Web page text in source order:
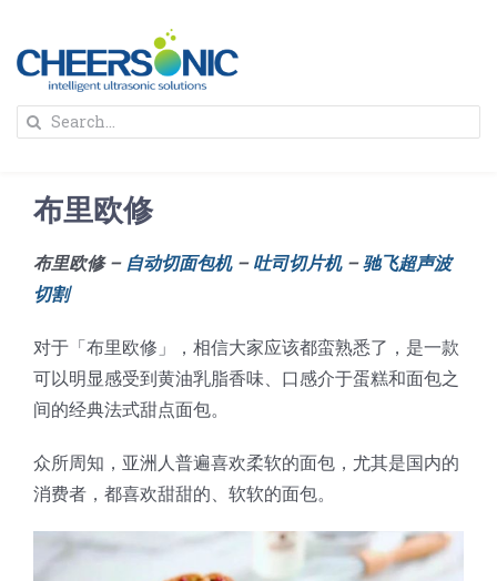
content
解决方案
蛋糕切割机
圆蛋糕切割机
奶酪切片
三明治/披萨/寿司切割
超声波设备
公司新闻
关于我们
Search
布里欧修
布里欧修 – 自动切面包机–吐司切片机–驰飞超声波
切割
对于「布里欧修」，相信大家应该都蛮熟悉了，是一款
可以明显感受到黄油乳脂香味、口感介于蛋糕和面包之
间的经典法式甜点面包。
众所周知，亚洲人普遍喜欢柔软的面包，尤其是国内的
消费者，都喜欢甜甜的、软软的面包。